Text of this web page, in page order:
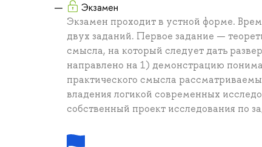
Экзамен
Экзамен проходит в устной форме.
двух заданий. Первое задание —
смысла, на который следует дать
направлено на 1) демонстрацию
практического смысла
владения логикой современных
собственный проект исследования по